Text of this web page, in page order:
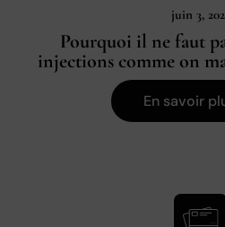
juin 3,
Pourquoi il ne faut
injections comme on
En savoir